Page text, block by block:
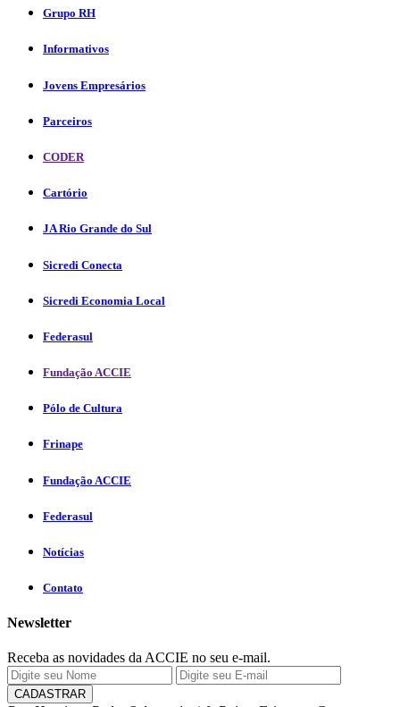
Grupo RH
Informativos
Jovens Empresários
Parceiros
CODER
Cartório
JA Rio Grande do Sul
Sicredi Conecta
Sicredi Economia Local
Federasul
Fundação ACCIE
Pólo de Cultura
Frinape
Fundação ACCIE
Federasul
Notícias
Contato
Newsletter
Receba as novidades da ACCIE no seu e-mail.